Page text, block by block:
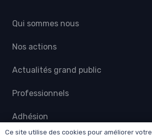
Qui sommes nous
Nos actions
Actualités grand public
Professionnels
Adhésion
Ce site utilise des cookies pour améliorer votre